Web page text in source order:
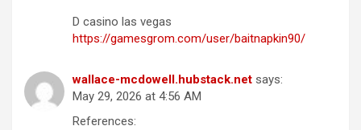
D casino las vegas
https://gamesgrom.com/user/baitnapkin90/
wallace-mcdowell.hubstack.net says:
May 29, 2026 at 4:56 AM
References: